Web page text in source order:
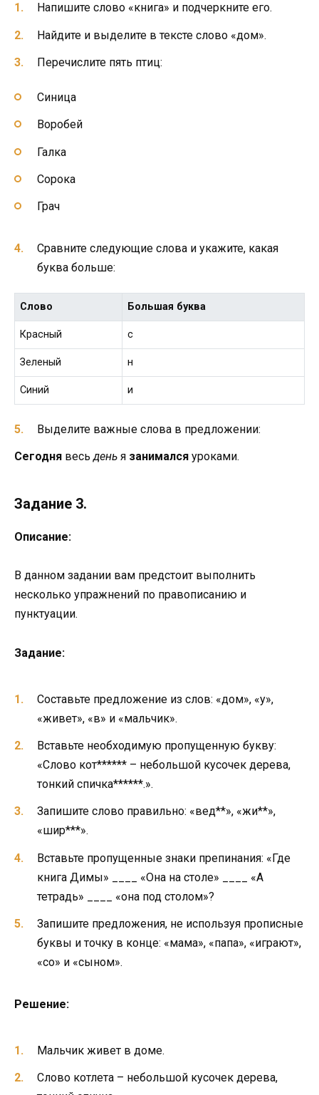
Напишите слово «книга» и подчеркните его.
Найдите и выделите в тексте слово «дом».
Перечислите пять птиц:
Синица
Воробей
Галка
Сорока
Грач
Сравните следующие слова и укажите, какая
буква больше:
Слово Большая буква
Красный с
Зеленый н
Синий и
Выделите важные слова в предложении:
Сегодня весьдень я занимался уроками.
Задание 3.
Описание:
В данном задании вам предстоит выполнить
несколько упражнений по правописанию и
пунктуации.
Задание:
Составьте предложение из слов: «дом», «у»,
«живет», «в» и «мальчик».
Вставьте необходимую пропущенную букву:
«Слово кот****** – небольшой кусочек дерева,
тонкий спичка******.».
Запишите слово правильно: «вед**», «жи**»,
«шир***».
Вставьте пропущенные знаки препинания: «Где
книга Димы» ____ «Она на столе» ____ «А
тетрадь» ____ «она под столом»?
Запишите предложения, не используя прописные
буквы и точку в конце: «мама», «папа», «играют»,
«со» и «сыном».
Решение:
Мальчик живет в доме.
Слово котлета – небольшой кусочек дерева,